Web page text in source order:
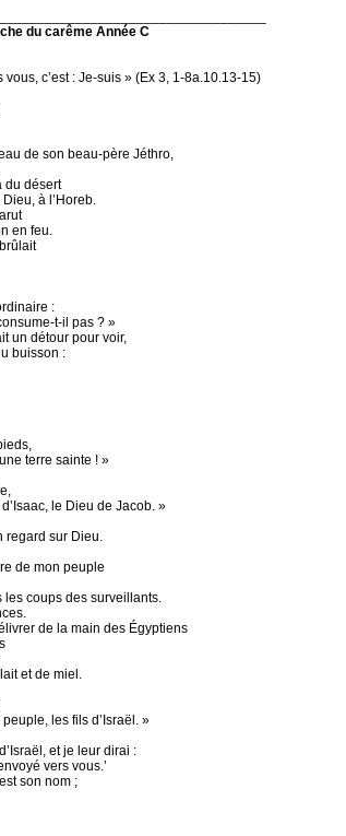
du carême Année C
c’est : Je-suis » (Ex 3, 1-8a.10.13-15)
de son beau-père Jéthro,
du désert
à l’Horeb.
en feu.
:
t-il pas ? »
un détour pour voir,
buisson :
terre sainte ! »
le Dieu de Jacob. »
regard sur Dieu.
de mon peuple
les coups des surveillants.
de la main des Égyptiens
et de miel.
les fils d’Israël. »
et je leur dirai :
vers vous.’
son nom ;